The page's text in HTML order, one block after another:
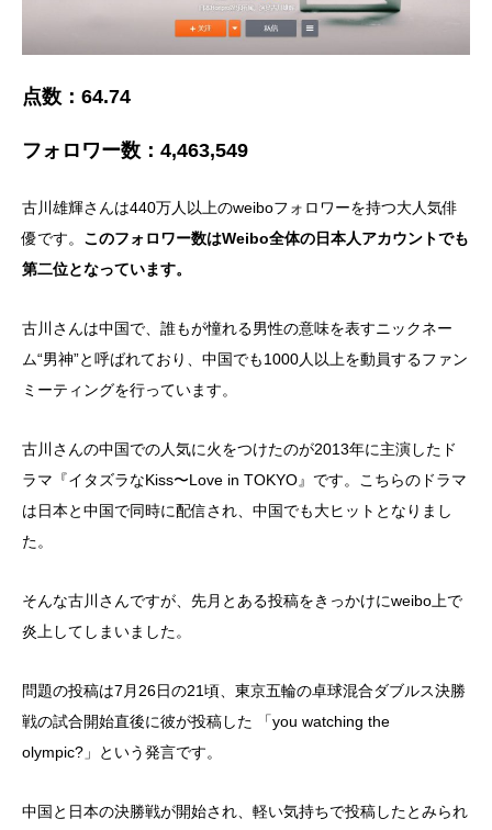
点数：64.74
フォロワー数：4,463,549
古川雄輝さんは440万人以上のweiboフォロワーを持つ大人気俳
優です。 このフォロワー数はWeibo全体の日本人アカウントでも
第二位となっています。
古川さんは中国で、誰もが憧れる男性の意味を表すニックネー
ム“男神”と呼ばれており、中国でも1000人以上を動員するファン
ミーティングを行っています。
古川さんの中国での人気に火をつけたのが2013年に主演したド
ラマ『イタズラなKiss〜Love in TOKYO』です。こちらのドラマ
は日本と中国で同時に配信され、中国でも大ヒットとなりまし
た。
そんな古川さんですが、先月とある投稿をきっかけにweibo上で
炎上してしまいました。
問題の投稿は7月26日の21頃、東京五輪の卓球混合ダブルス決勝
戦の試合開始直後に彼が投稿した 「you watching the
olympic?」という発言です。
中国と日本の決勝戦が開始され、軽い気持ちで投稿したとみられ